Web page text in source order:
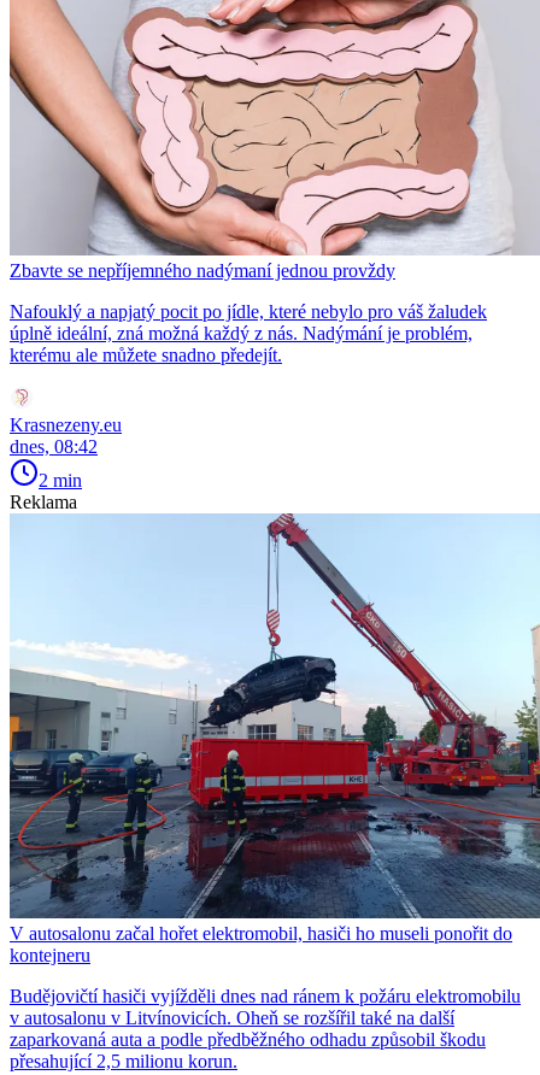
Zbavte se nepříjemného nadýmaní jednou provždy
Nafouklý a napjatý pocit po jídle, které nebylo pro váš žaludek
úplně ideální, zná možná každý z nás. Nadýmání je problém,
kterému ale můžete snadno předejít.
Krasnezeny.eu
dnes, 08:42
2 min
Reklama
V autosalonu začal hořet elektromobil, hasiči ho museli ponořit do
kontejneru
Budějovičtí hasiči vyjížděli dnes nad ránem k požáru elektromobilu
v autosalonu v Litvínovicích. Oheň se rozšířil také na další
zaparkovaná auta a podle předběžného odhadu způsobil škodu
přesahující 2,5 milionu korun.